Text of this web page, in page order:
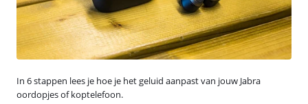
In 6 stappen lees je hoe je het geluid aanpast van jouw Jabra
oordopjes of koptelefoon.